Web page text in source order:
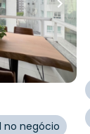
Da
,Capão da
no negócio